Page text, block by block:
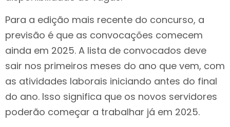
Para a edição mais recente do concurso, a
previsão é que as convocações comecem
ainda em 2025. A lista de convocados deve
sair nos primeiros meses do ano que vem, com
as atividades laborais iniciando antes do final
do ano. Isso significa que os novos servidores
poderão começar a trabalhar já em 2025.